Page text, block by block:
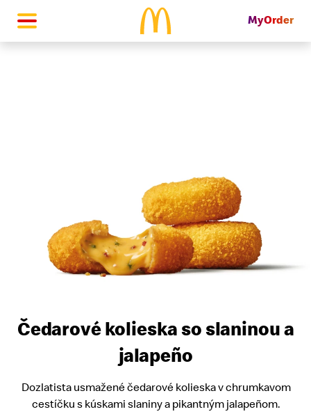
McDonald's Homepage
MyOrder
Čedarové kolieska so slaninou a
jalapeño
Dozlatista usmažené čedarové kolieska v chrumkavom
cestíčku s kúskami slaniny a pikantným jalapeñom.